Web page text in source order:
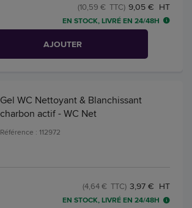
9,05 € HT
(10,59 € TTC)
EN STOCK, LIVRÉ EN 24/48H
AJOUTER
Gel WC Nettoyant & Blanchissant
charbon actif - WC Net
Référence : 112972
3,97 € HT
(4,64 € TTC)
EN STOCK, LIVRÉ EN 24/48H